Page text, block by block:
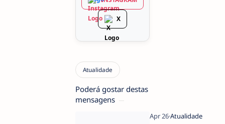
X
Poderá gostar destas
mensagens